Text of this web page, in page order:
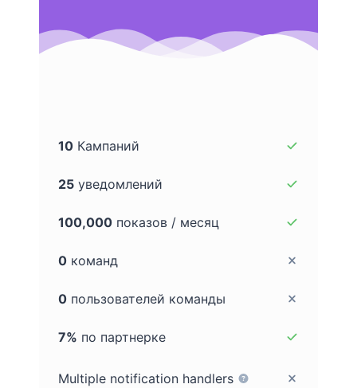
10 Кампаний
25 уведомлений
100,000 показов / месяц
0 команд
0 пользователей команды
7% по партнерке
Multiple notification handlers